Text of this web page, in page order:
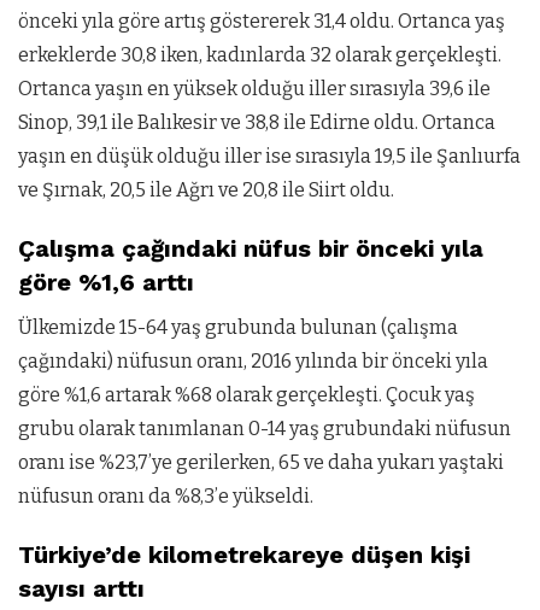
önceki yıla göre artış göstererek 31,4 oldu. Ortanca yaş
erkeklerde 30,8 iken, kadınlarda 32 olarak gerçekleşti.
Ortanca yaşın en yüksek olduğu iller sırasıyla 39,6 ile
Sinop, 39,1 ile Balıkesir ve 38,8 ile Edirne oldu. Ortanca
yaşın en düşük olduğu iller ise sırasıyla 19,5 ile Şanlıurfa
ve Şırnak, 20,5 ile Ağrı ve 20,8 ile Siirt oldu.
Çalışma çağındaki nüfus bir önceki yıla
göre %1,6 arttı
Ülkemizde 15-64 yaş grubunda bulunan (çalışma
çağındaki) nüfusun oranı, 2016 yılında bir önceki yıla
göre %1,6 artarak %68 olarak gerçekleşti. Çocuk yaş
grubu olarak tanımlanan 0-14 yaş grubundaki nüfusun
oranı ise %23,7’ye gerilerken, 65 ve daha yukarı yaştaki
nüfusun oranı da %8,3’e yükseldi.
Türkiye’de kilometrekareye düşen kişi
sayısı arttı